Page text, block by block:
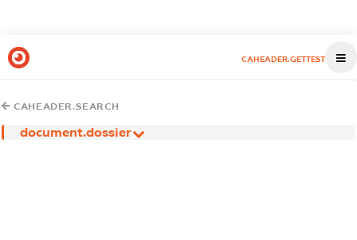
CAHEADER.GETTEST
CAHEADER.SEARCH
document.dossier